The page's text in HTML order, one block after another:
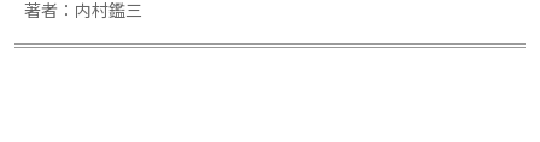
著者：内村鑑三